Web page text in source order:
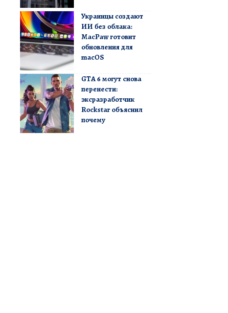
Украинцы создают
ИИ без облака:
MacPaw готовит
обновления для
macOS
GTA 6 могут снова
перенести:
эксразработчик
Rockstar объяснил
почему